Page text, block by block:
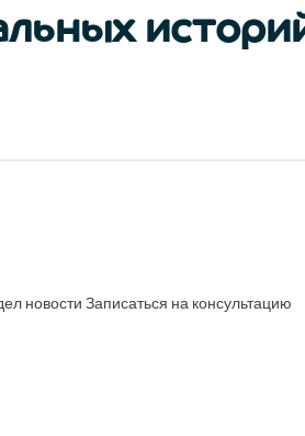
новости Записаться на консультацию